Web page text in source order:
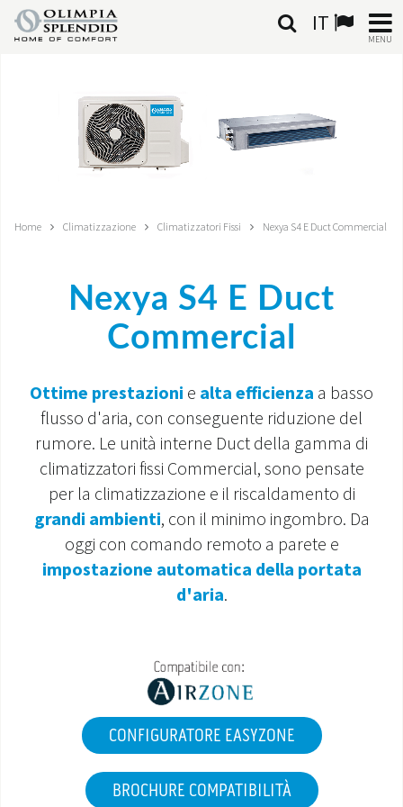
IT
MENU
CLIMATIZZAZIONE
SISTEMI INTEGRATI
CONTATTI
INCENTIVI E DETRAZIONI
ASSISTENZA E GARANZIE
CENTRI ASSISTENZA E RICAMBI
Home Climatizzazione Climatizzatori Fissi Nexya S4 E Duct Commercial
Nexya S4 E Duct
Commercial
Ottime prestazioni e alta efficienza a basso
flusso d'aria, con conseguente riduzione del
rumore. Le unità interne Duct della gamma di
climatizzatori fissi Commercial, sono pensate
per la climatizzazione e il riscaldamento di
grandi ambienti, con il minimo ingombro. Da
oggi con comando remoto a parete e
impostazione automatica della portata
d'aria.
CONFIGURATORE EASYZONE
BROCHURE COMPATIBILITÀ